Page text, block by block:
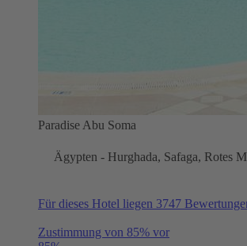
Paradise Abu Soma
Ägypten - Hurghada, Safaga, Rotes
Für dieses Hotel liegen 3747
Zustimmung von 85% vor